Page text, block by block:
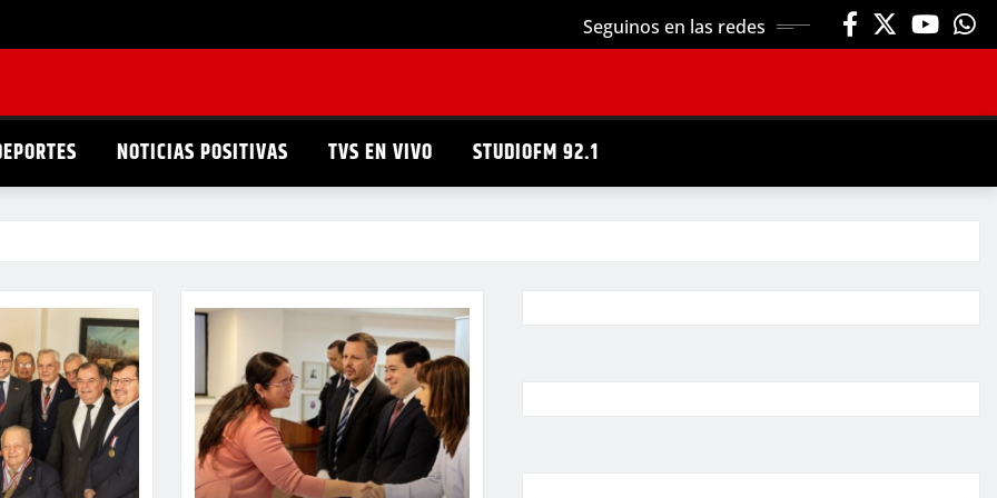
Seguinos en las redes
NOTICIAS POSITIVAS TVS EN VIVO STUDIOFM 92.1